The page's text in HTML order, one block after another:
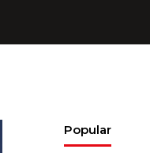
Popular